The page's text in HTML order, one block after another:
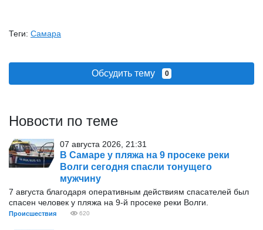
Теги: Самара
Обсудить тему 0
Новости по теме
07 августа 2026, 21:31
В Самаре у пляжа на 9 просеке реки
Волги сегодня спасли тонущего
мужчину
7 августа благодаря оперативным действиям спасателей был
спасен человек у пляжа на 9-й просеке реки Волги.
Происшествия 620